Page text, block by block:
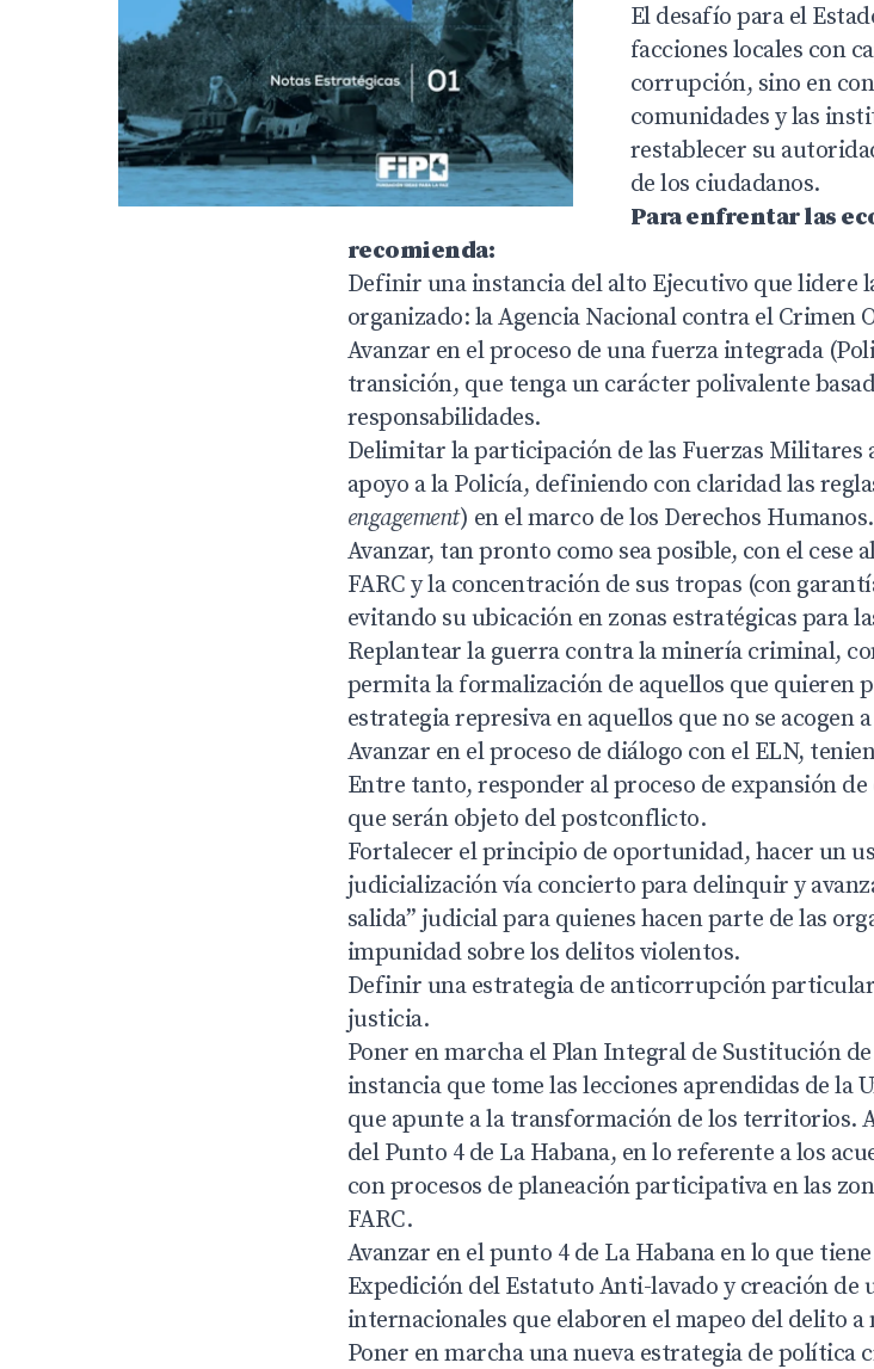
El desafío para el
facciones locales con
corrupción, sino en
comunidades y las
restablecer su
de los ciudadanos.
Para enfrentar las
recomienda:
Definir una instancia del alto Ejecutivo que lidere
organizado: la Agencia Nacional contra el Crimen
Avanzar en el proceso de una fuerza integrada
transición, que tenga un carácter polivalente
responsabilidades.
Delimitar la participación de las Fuerzas Militares
apoyo a la Policía, definiendo con claridad las
engagement) en el marco de los Derechos Humanos.
Avanzar, tan pronto como sea posible, con el
FARC y la concentración de sus tropas (con
evitando su ubicación en zonas estratégicas para
Replantear la guerra contra la minería criminal,
permita la formalización de aquellos que quieren
estrategia represiva en aquellos que no se acogen
Avanzar en el proceso de diálogo con el ELN,
Entre tanto, responder al proceso de expansión
que serán objeto del postconflicto.
Fortalecer el principio de oportunidad, hacer un
judicialización vía concierto para delinquir y
salida” judicial para quienes hacen parte de las
impunidad sobre los delitos violentos.
Definir una estrategia de anticorrupción
justicia.
Poner en marcha el Plan Integral de Sustitución
instancia que tome las lecciones aprendidas de la
que apunte a la transformación de los territorios.
del Punto 4 de La Habana, en lo referente a los
con procesos de planeación participativa en las
FARC.
Avanzar en el punto 4 de La Habana en lo que
Expedición del Estatuto Anti-lavado y creación de
internacionales que elaboren el mapeo del delito
Poner en marcha una nueva estrategia de